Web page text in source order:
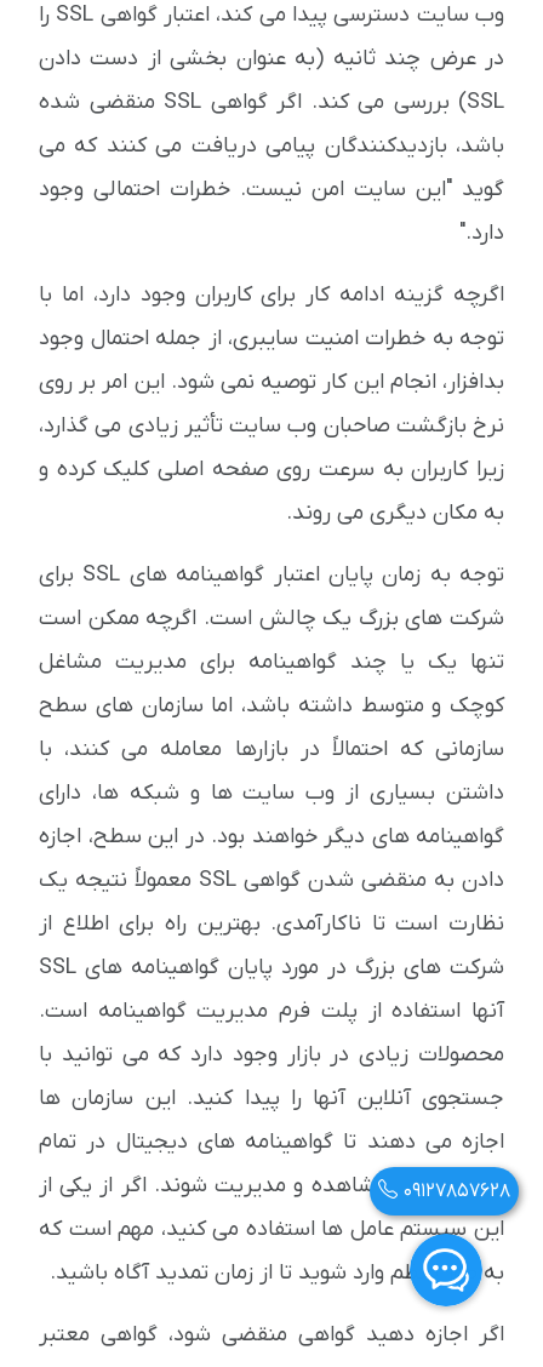
وب سایت دسترسی پیدا می کند، اعتبار گواهی SSL را
در عرض چند ثانیه (به عنوان بخشی از دست دادن
SSL) بررسی می کند. اگر گواهی SSL منقضی شده
باشد، بازدیدکنندگان پیامی دریافت می کنند که می
گوید "این سایت امن نیست. خطرات احتمالی وجود
دارد."
اگرچه گزینه ادامه کار برای کاربران وجود دارد، اما با
توجه به خطرات امنیت سایبری، از جمله احتمال وجود
بدافزار، انجام این کار توصیه نمی شود. این امر بر روی
نرخ بازگشت صاحبان وب سایت تأثیر زیادی می گذارد،
زیرا کاربران به سرعت روی صفحه اصلی کلیک کرده و
به مکان دیگری می روند.
توجه به زمان پایان اعتبار گواهینامه های SSL برای
شرکت های بزرگ یک چالش است. اگرچه ممکن است
تنها یک یا چند گواهینامه برای مدیریت مشاغل
کوچک و متوسط ​​داشته باشد، اما سازمان های سطح
سازمانی که احتمالاً در بازارها معامله می کنند، با
داشتن بسیاری از وب سایت ها و شبکه ها، دارای
گواهینامه های دیگر خواهند بود. در این سطح، اجازه
دادن به منقضی شدن گواهی SSL معمولاً نتیجه یک
نظارت است تا ناکارآمدی. بهترین راه برای اطلاع از
شرکت های بزرگ در مورد پایان گواهینامه های SSL
آنها استفاده از پلت فرم مدیریت گواهینامه است.
محصولات زیادی در بازار وجود دارد که می توانید با
جستجوی آنلاین آنها را پیدا کنید. این سازمان ها
اجازه می دهند تا گواهینامه های دیجیتال در تمام
زیرساخت ها مشاهده و مدیریت شوند. اگر از یکی از
این سیستم عامل ها استفاده می کنید، مهم است که
به طور منظم وارد شوید تا از زمان تمدید آگاه باشید.
اگر اجازه دهید گواهی منقضی شود، گواهی معتبر
09127857628